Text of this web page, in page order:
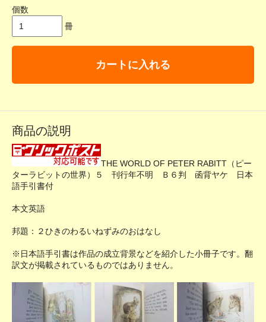
個数
冊
カートに入れる
商品の説明
THE WORLD OF PETER RABITT（ピー
ターラビットの世界）５ 刊行年不明 Ｂ６判 函背ヤケ 日本
語手引書付
本文英語
邦題：２ひきのわるいねずみのおはなし
※日本語手引書は作品の成立背景などを紹介した小冊子です。翻
訳文が掲載されているものではありません。